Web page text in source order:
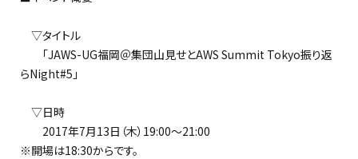
▽タイトル
「JAWS-UG福岡＠集団山見せとAWS Summit Tokyo振り返
らNight#5」
▽日時
2017年7月13日（木）19:00～21:00
※開場は18:30からです。